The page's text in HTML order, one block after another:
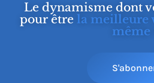
Le dynamisme dont
pour être la meilleure
même